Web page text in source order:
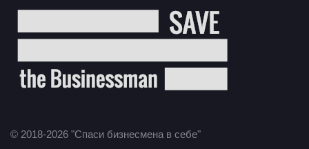
© 2018-2026 "Спаси бизнесмена в себе"